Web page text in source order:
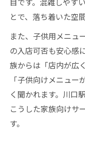
とで、落ち着いた空
また、子供用メニュ
の入店可否も安心感
族からは「店内が広
「子供向けメニュ
く聞かれます。川口
こうした家族向けサ
す。